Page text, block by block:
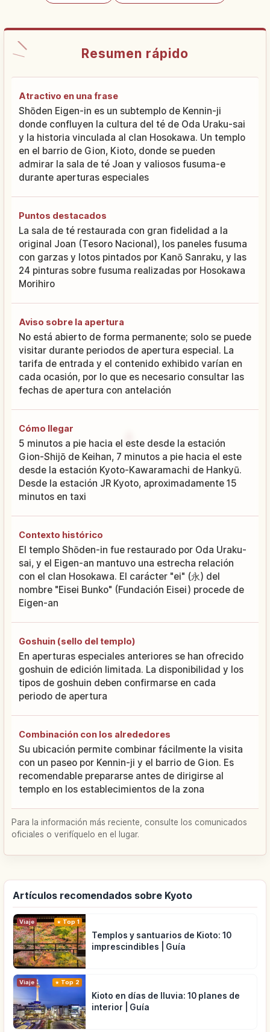
Resumen rápido
Atractivo en una frase
Shōden Eigen-in es un subtemplo de Kennin-ji
donde confluyen la cultura del té de Oda Uraku-sai
y la historia vinculada al clan Hosokawa. Un templo
en el barrio de Gion, Kioto, donde se pueden
admirar la sala de té Joan y valiosos fusuma-e
durante aperturas especiales
Puntos destacados
La sala de té restaurada con gran fidelidad a la
original Joan (Tesoro Nacional), los paneles fusuma
con garzas y lotos pintados por Kanō Sanraku, y las
24 pinturas sobre fusuma realizadas por Hosokawa
Morihiro
Aviso sobre la apertura
No está abierto de forma permanente; solo se puede
visitar durante periodos de apertura especial. La
tarifa de entrada y el contenido exhibido varían en
cada ocasión, por lo que es necesario consultar las
fechas de apertura con antelación
Cómo llegar
5 minutos a pie hacia el este desde la estación
Gion-Shijō de Keihan, 7 minutos a pie hacia el este
desde la estación Kyoto-Kawaramachi de Hankyū.
Desde la estación JR Kyoto, aproximadamente 15
minutos en taxi
Contexto histórico
El templo Shōden-in fue restaurado por Oda Uraku-
sai, y el Eigen-an mantuvo una estrecha relación
con el clan Hosokawa. El carácter "ei" (永) del
nombre "Eisei Bunko" (Fundación Eisei) procede de
Eigen-an
Goshuin (sello del templo)
En aperturas especiales anteriores se han ofrecido
goshuin de edición limitada. La disponibilidad y los
tipos de goshuin deben confirmarse en cada
periodo de apertura
Combinación con los alrededores
Su ubicación permite combinar fácilmente la visita
con un paseo por Kennin-ji y el barrio de Gion. Es
recomendable prepararse antes de dirigirse al
templo en los establecimientos de la zona
Para la información más reciente, consulte los comunicados
oficiales o verifíquelo en el lugar.
Artículos recomendados sobre Kyoto
Viaje Top 1
Templos y santuarios de Kioto: 10
imprescindibles | Guía
Viaje Top 2
Kioto en días de lluvia: 10 planes de
interior | Guía